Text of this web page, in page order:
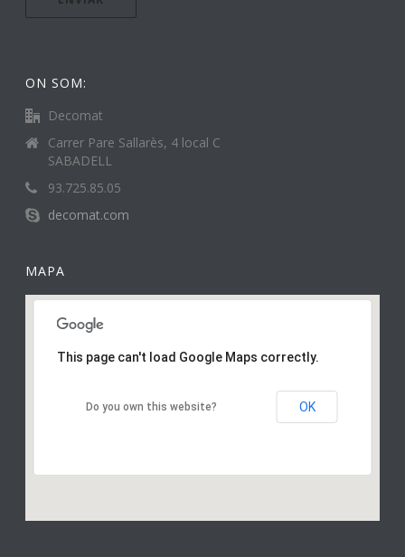
ON SOM:
Decomat
Carrer Pare Sallarès, 4 local C
SABADELL
93.725.85.05
decomat.com
MAPA
This page can't load Google Maps correctly.
Do you own this website? OK